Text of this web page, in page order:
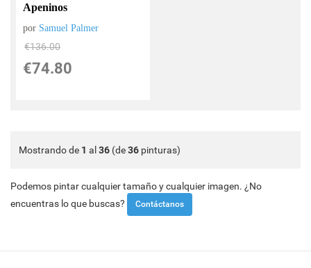
Apeninos
por Samuel Palmer
€136.00
€74.80
Mostrando de 1 al36 (de36 pinturas)
Podemos pintar cualquier tamaño y cualquier imagen. ¿No
encuentras lo que buscas?
Contáctanos